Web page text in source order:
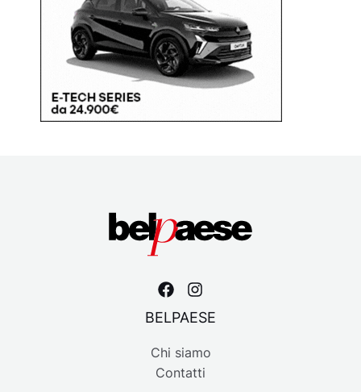
BELPAESE
Chi siamo
Contatti